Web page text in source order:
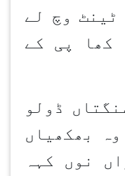
ٹینٹ وچ لے
کھا پی کے
ڈولو
بھکھیاں
نوں کہہ